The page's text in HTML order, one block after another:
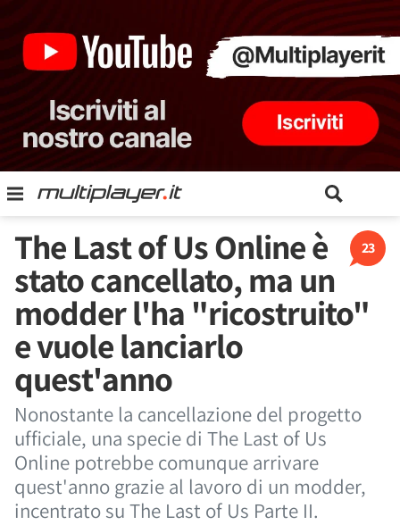
23
The Last of Us Online è
stato cancellato, ma un
modder l'ha "ricostruito"
e vuole lanciarlo
quest'anno
Nonostante la cancellazione del progetto
ufficiale, una specie di The Last of Us
Online potrebbe comunque arrivare
quest'anno grazie al lavoro di un modder,
incentrato su The Last of Us Parte II.